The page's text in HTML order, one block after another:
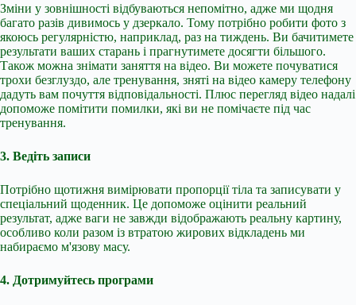
Зміни у зовнішності відбуваються непомітно, адже ми щодня
багато разів дивимось у дзеркало. Тому потрібно робити фото з
якоюсь регулярністю, наприклад, раз на тиждень. Ви бачитимете
результати ваших старань і прагнутимете досягти більшого.
Також можна знімати заняття на відео. Ви можете почуватися
трохи безглуздо, але тренування, зняті на відео камеру телефону
дадуть вам почуття відповідальності. Плюс перегляд відео надалі
допоможе помітити помилки, які ви не помічаєте під час
тренування.
3. Ведіть записи
Потрібно щотижня вимірювати пропорції тіла та записувати у
спеціальний щоденник. Це допоможе оцінити реальний
результат, адже ваги не завжди відображають реальну картину,
особливо коли разом із втратою жирових відкладень ми
набираємо м'язову масу.
4. Дотримуйтесь програми